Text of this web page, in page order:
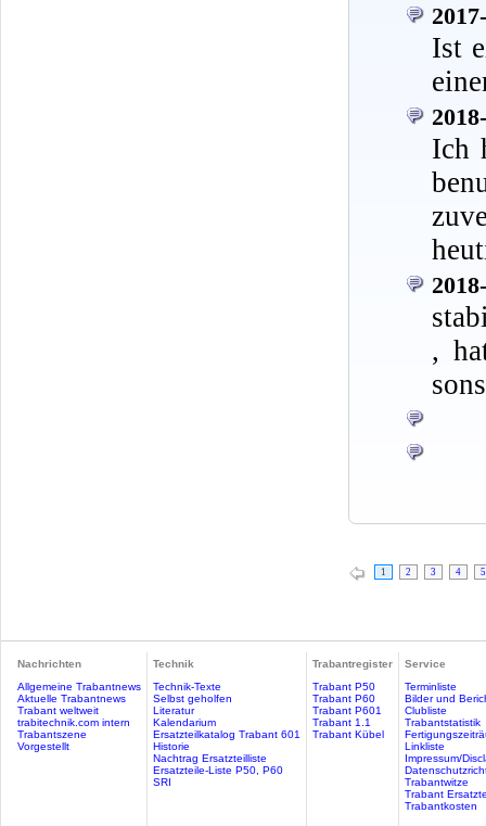
Ist
Ich
,
1 2 3 4 5
Nachrichten
Allgemeine Trabantnews
Aktuelle Trabantnews
Trabant weltweit
trabitechnik.com intern
Trabantszene
Vorgestellt
Technik
Technik-Texte
Selbst geholfen
Literatur
Kalendarium
Ersatzteilkatalog Trabant 601
Historie
Nachtrag Ersatzteilliste
Ersatzteile-Liste P50, P60
SRI
Trabantregister
Trabant P50
Trabant P60
Trabant P601
Trabant 1.1
Trabant Kübel
Service
Terminliste
Bilder und
Clubliste
Trabantstatistik
Linkliste
Impressum/
Trabantwitze
Trabant
Trabantkosten